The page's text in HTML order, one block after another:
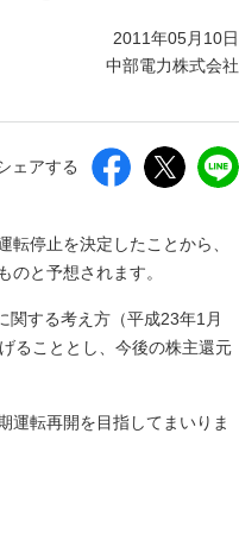
2011年05月10日
中部電力株式会社
ェアする
停止を決定したことから、
と予想されます。
関する考え方（平成23年1月
ることとし、今後の株主還元
運転再開を目指してまいりま